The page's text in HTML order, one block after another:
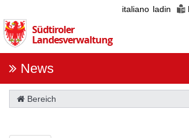
Sie
die
Navigation
italiano ladin
Südtiroler
Landesverwaltung
News
Bereich